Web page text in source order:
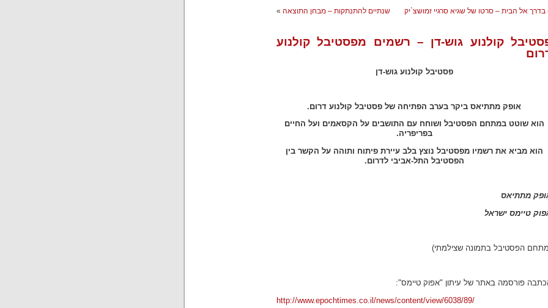
בדרך אל הבית – סרטו של שגיא סרגיי זמושצ`יק שנתיים להתנתקות – מבחן התוצאה »
קולנוע גוש-דן – רשמים מפסטיבל קולנוע
פסטיבל קולנוע גוש-דן
אופק מתתיאס ביקר בערב הפתיחה של פסטיבל קולנוע דרום.
הוא שוטט במתחם הפסטיבל ושוחח עם התושבים על הקסאמים ועל החיים
בפריפריה.
הוא מביא את רשמיו מפסטיבל נוצץ בלב עיירת פיתוח ותוהה על הקשר בין
הפסטיבל התל-אביבי לדרום.
מתתיאס
טיימס ישראל
הפסטיבל בתמונה שצילמתי)
פורסמה באתר של עיתון "אפוק טיימס":
http://www.epochtimes.co.il/news/content/view/6038/89/